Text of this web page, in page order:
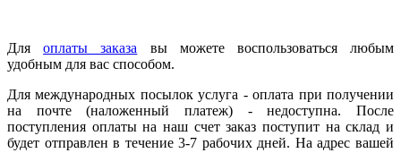
Дляоплаты заказа вы можете воспользоваться любым
удобным для вас способом.
Для международных посылок услуга - оплата при получении
на почте (наложенный платеж) - недоступна. После
поступления оплаты на наш счет заказ поступит на склад и
будет отправлен в течение 3-7 рабочих дней. На адрес вашей